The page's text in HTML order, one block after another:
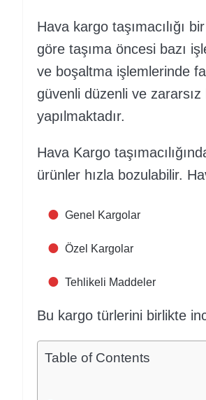
Hava kargo taşımacılığı
göre taşıma öncesi bazı
ve boşaltma işlemlerinde
güvenli düzenli ve
yapılmaktadır.
Hava Kargo
ürünler hızla bozulabilir.
Genel Kargolar
Özel Kargolar
Tehlikeli Maddeler
Bu kargo türlerini birlikte
Table of Contents